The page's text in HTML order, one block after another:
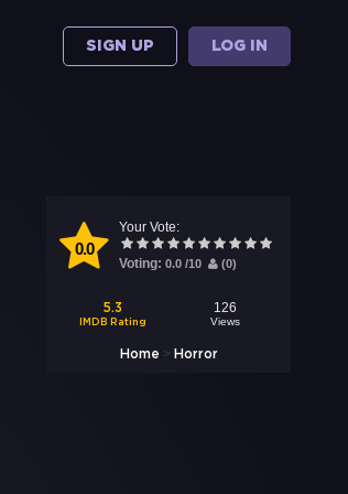
SIGN UP LOG IN
0.0
Your Vote:
Voting: 0.0 /10 (0)
5.3
IMDB Rating
126
Views
Home > Horror